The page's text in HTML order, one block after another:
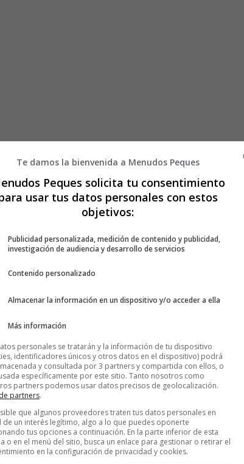
Te damos la bienvenida a Menudos Peques
Peques solicita tu consentimiento
usar tus datos personales con estos
objetivos:
Publicidad personalizada, medición de contenido y publicidad,
investigación de audiencia y desarrollo de servicios
Contenido personalizado
Almacenar la información en un dispositivo y/o acceder a ella
Más información
personales se tratarán y la información de tu dispositivo
identificadores únicos y otros datos en el dispositivo) podrá
y consultada por 3 partners y compartida con ellos, o
específicamente por este sitio. Tanto nosotros como
partners podemos usar datos precisos de geolocalización.
partners.
que algunos proveedores traten tus datos personales en
de un interés legítimo, algo a lo que puedes oponerte
tus opciones a continuación. En la parte inferior de esta
o en el menú del sitio, busca un enlace para gestionar o retirar el
en la configuración de privacidad y cookies.